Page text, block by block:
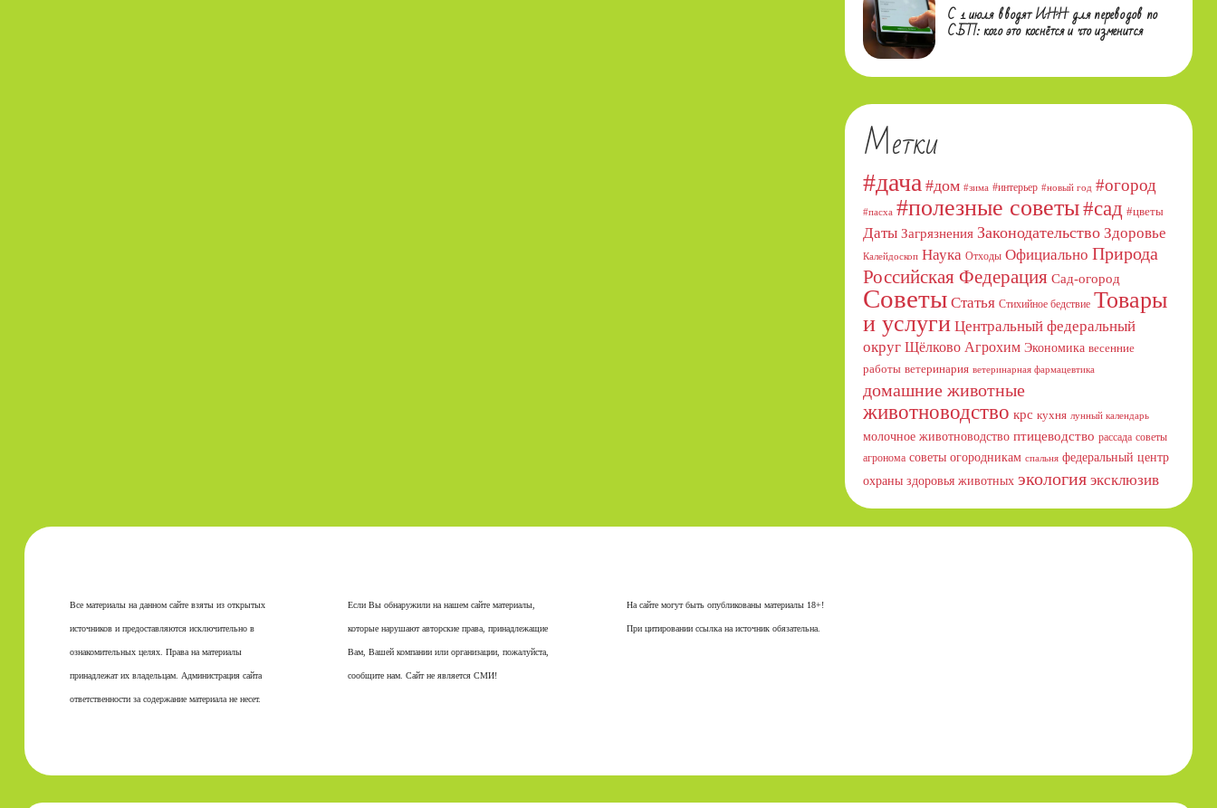
С 1 июля вводят ИНН для переводов по
СБП: кого это коснётся и что изменится
Метки
#дача #дом #зима #интерьер #новый год #огород
#пасха #полезные советы#сад #цветы
Даты Загрязнения Законодательство Здоровье
Калейдоскоп Наука Отходы Официально Природа
Российская Федерация Сад-огород
Советы Статья Стихийное бедствие Товары
и услуги Центральный федеральный
округ Щёлково Агрохим Экономика весенние
работы ветеринария ветеринарная фармацевтика
домашние животные
животноводство крс кухня лунный календарь
молочное животноводство птицеводство рассада советы
агронома советы огородникам спальня федеральный центр
охраны здоровья животных экология эксклюзив
Все материалы на данном сайте взяты из открытых
источников и предоставляются исключительно в
ознакомительных целях. Права на материалы
принадлежат их владельцам. Администрация сайта
ответственности за содержание материала не несет.
Если Вы обнаружили на нашем сайте материалы,
которые нарушают авторские права, принадлежащие
Вам, Вашей компании или организации, пожалуйста,
сообщите нам. Сайт не является СМИ!
На сайте могут быть опубликованы материалы 18+!
При цитировании ссылка на источник обязательна.